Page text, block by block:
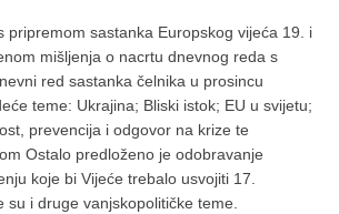
pripremom sastanka Europskog vijeća 19. i
mišljenja o nacrtu dnevnog reda s
red sastanka čelnika u prosincu
teme: Ukrajina; Bliski istok; EU u svijetu;
prevencija i odgovor na krize te
Ostalo predloženo je odobravanje
koje bi Vijeće trebalo usvojiti 17.
su i druge vanjskopolitičke teme.